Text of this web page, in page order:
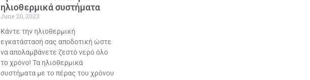
ηλιοθερμικά συστήματα
June 20, 2023
Κάντε την ηλιοθερμική
εγκατάστασή σας αποδοτική ώστε
να απολαμβάνετε ζεστό νερό όλο
το χρόνο! Τα ηλιοθερμικά
συστήματα με το πέρας του χρόνου